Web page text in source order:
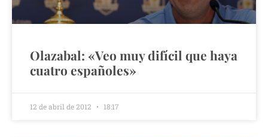
Olazabal: «Veo muy difícil que haya
cuatro españoles»
12 de abril de 2012 18:17